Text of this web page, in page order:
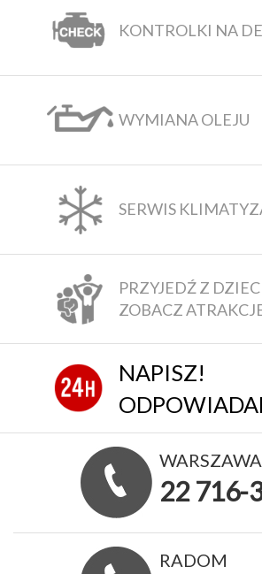
KONTROLKI NA
WYMIANA OLEJU
SERWIS
PRZYJEDŹ Z
ZOBACZ
NAPISZ!
WARSZAWA
22 716-
RADOM